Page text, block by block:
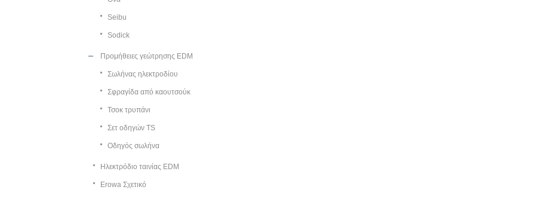
Seibu
Sodick
Προμήθειες γεώτρησης EDM
Σωλήνας ηλεκτροδίου
Σφραγίδα από καουτσούκ
Τσοκ τρυπάνι
Σετ οδηγών TS
Οδηγός σωλήνα
Ηλεκτρόδιο ταινίας EDM
Erowa Σχετικό